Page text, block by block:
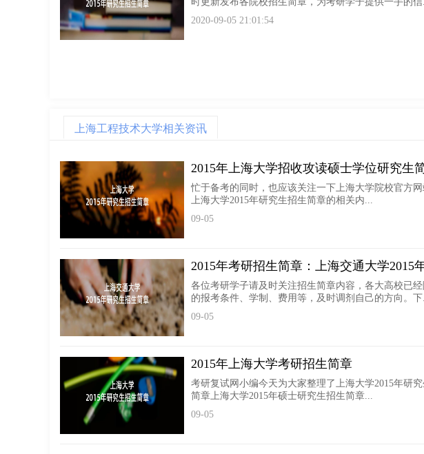
2020-09-05 21:01:54
上海工程技术大学相关资讯
2015年上海大学招收攻读硕士学位研究生
忙于备考的同时，也应该关注一下上海大学院校官方
上海大学2015年研究生招生简章的相关内...
09-05
2015年考研招生简章：上海交通大学2015
各位考研学子请及时关注招生简章内容，各大高校已
的报考条件、学制、费用等，及时调剂自己的方向。下
09-05
2015年上海大学考研招生简章
考研复试网小编今天为大家整理了上海大学2015年研
简章上海大学2015年硕士研究生招生简章...
09-05